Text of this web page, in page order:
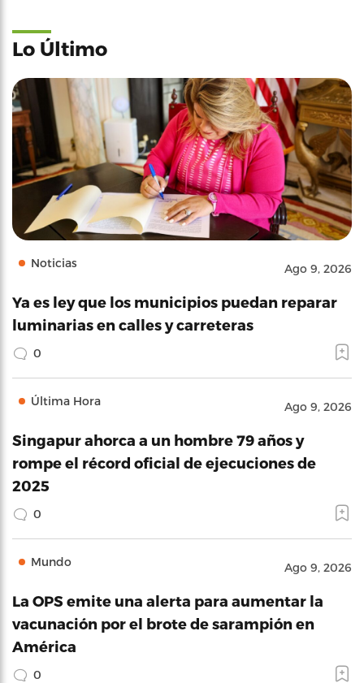
Lo Último
Noticias Ago 9, 2026
Ya es ley que los municipios puedan reparar
luminarias en calles y carreteras
0
Última Hora Ago 9, 2026
Singapur ahorca a un hombre 79 años y
rompe el récord oficial de ejecuciones de
2025
0
Mundo Ago 9, 2026
La OPS emite una alerta para aumentar la
vacunación por el brote de sarampión en
América
0